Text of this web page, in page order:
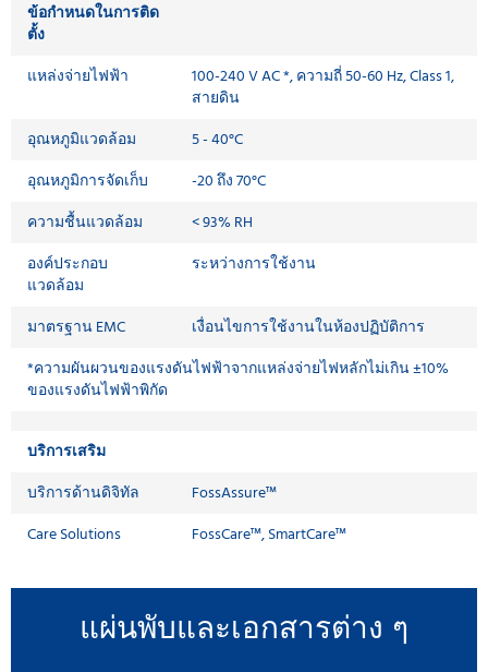
ข้อกำหนดในการติด
ตั้ง
แหล่งจ่ายไฟฟ้า
100-240 V AC *, ความถี่ 50-60 Hz, Class 1,
สายดิน
อุณหภูมิแวดล้อม
5 - 40°C
อุณหภูมิการจัดเก็บ
-20 ถึง 70°C
ความชื้นแวดล้อม
< 93% RH
องค์ประกอบ
แวดล้อม
ระหว่างการใช้งาน
มาตรฐาน EMC
เงื่อนไขการใช้งานในห้องปฏิบัติการ
*ความผันผวนของแรงดันไฟฟ้าจากแหล่งจ่ายไฟหลักไม่เกิน ±10%
ของแรงดันไฟฟ้าพิกัด
บริการเสริม
บริการด้านดิจิทัล
FossAssure™
Care Solutions
FossCare™, SmartCare™
แผ่นพับและเอกสารต่าง ๆ